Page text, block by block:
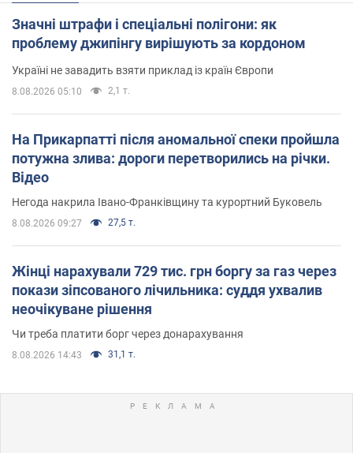
Значні штрафи і спеціальні полігони: як
проблему джипінгу вирішують за кордоном
Україні не завадить взяти приклад із країн Європи
8.08.2026 05:10 2,1 т.
На Прикарпатті після аномальної спеки пройшла
потужна злива: дороги перетворились на річки.
Відео
Негода накрила Івано-Франківщину та курортний Буковель
8.08.2026 09:27 27,5 т.
Жінці нарахували 729 тис. грн боргу за газ через
покази зіпсованого лічильника: суддя ухвалив
неочікуване рішення
Чи треба платити борг через донарахування
8.08.2026 14:43 31,1 т.